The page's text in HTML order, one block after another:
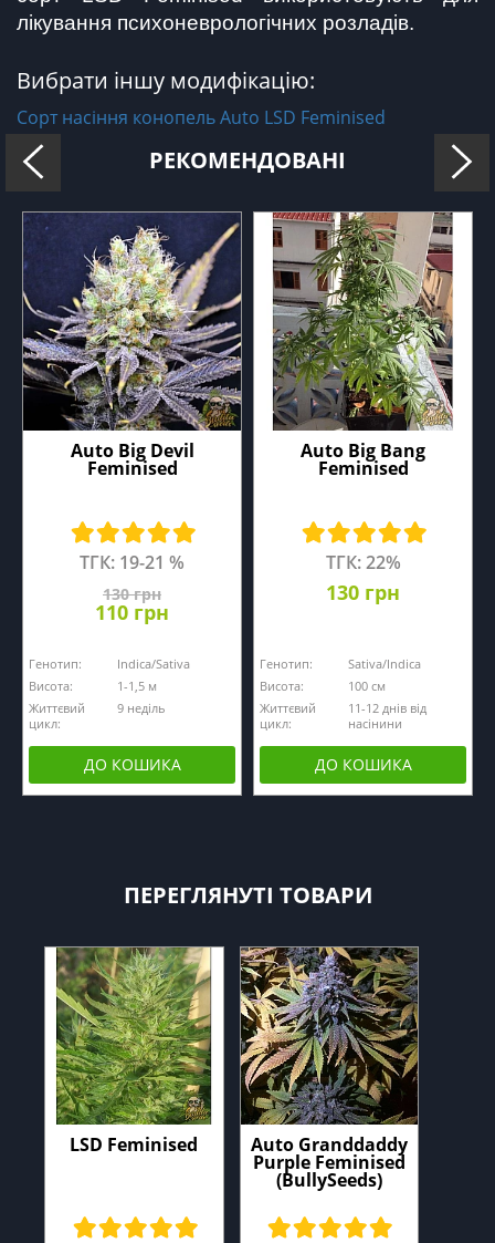
лікування психоневрологічних розладів.
Вибрати іншу модифікацію:
Сорт насіння конопель Auto LSD Feminised
РЕКОМЕНДОВАНІ
Auto Big Devil
Feminised
ТГК: 19-21 %
130 грн
110 грн
Генотип:
Indica/Sativa
Висота:
1-1,5 м
Життєвий
цикл:
9 неділь
ДО КОШИКА
Auto Big Bang
Feminised
ТГК: 22%
130 грн
Генотип:
Sativa/Indica
Висота:
100 см
Життєвий
цикл:
11-12 днів від
насінини
ДО КОШИКА
ПЕРЕГЛЯНУТІ ТОВАРИ
LSD Feminised Auto Granddaddy
Purple Feminised
(BullySeeds)